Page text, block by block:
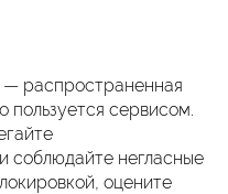
распространенная
пользуется сервисом.
соблюдайте негласные
оцените